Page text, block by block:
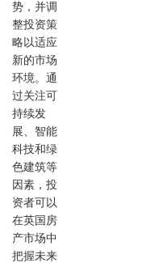
势，并调
整投资策
略以适应
新的市场
环境。通
过关注可
持续发
展、智能
科技和绿
色建筑等
因素，投
资者可以
在英国房
产市场中
把握未来